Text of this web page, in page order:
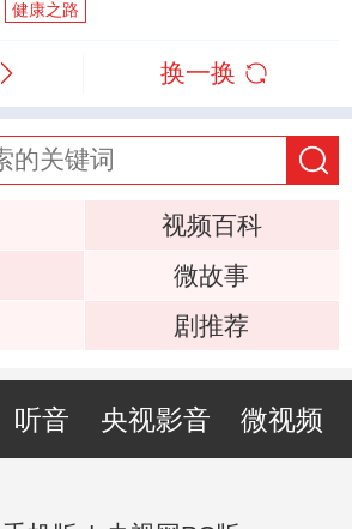
健康之路
换一换
视频百科
微故事
剧推荐
听音 央视影音 微视频